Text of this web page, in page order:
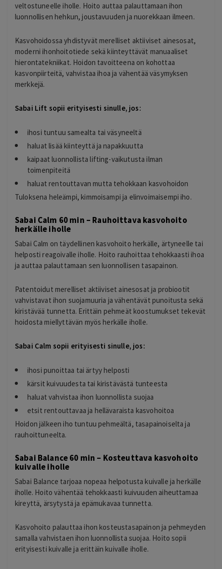
veltostuneelle iholle. Hoito auttaa palauttamaan ihon
luonnollisen hehkun, joustavuuden ja nuorekkaan ilmeen.
Kasvohoidossa yhdistyvät merelliset aktiiviset ainesosat,
moderni ihonhoitotiede sekä kiinteyttävät manuaaliset
hierontatekniikat. Hoidon tavoitteena on kohottaa
kasvonpiirteitä, vahvistaa ihoa ja vähentää väsymyksen
merkkejä.
Sabai Lift sopii erityisesti sinulle, jos:
ihosi tuntuu samealta tai väsyneeltä
haluat lisää kiinteyttä ja napakkuutta
kaipaat luonnollista lifting-vaikutusta ilman
toimenpiteitä
haluat rentouttavan mutta tehokkaan kasvohoidon
Tuloksena heleämpi, kimmoisampi ja elinvoimaisempi iho.
Sabai Calm 60 min – Rauhoittava kasvohoito
herkälle iholle
Sabai Calm on täydellinen kasvohoito herkälle, ärtyneelle tai
helposti reagoivalle iholle. Hoito rauhoittaa tehokkaasti ihoa
ja auttaa palauttamaan sen luonnollisen tasapainon.
Patentoidut merelliset aktiiviset ainesosat ja probiootit
vahvistavat ihon suojamuuria ja vähentävät punoitusta sekä
kiristävää tunnetta. Erittäin pehmeät koostumukset tekevät
hoidosta miellyttävän myös herkälle iholle.
Sabai Calm sopii erityisesti sinulle, jos:
ihosi punoittaa tai ärtyy helposti
kärsit kuivuudesta tai kiristävästä tunteesta
haluat vahvistaa ihon luonnollista suojaa
etsit rentouttavaa ja hellävaraista kasvohoitoa
Hoidon jälkeen iho tuntuu pehmeältä, tasapainoiselta ja
rauhoittuneelta.
Sabai Balance 60 min – Kosteuttava kasvohoito
kuivalle iholle
Sabai Balance tarjoaa nopeaa helpotusta kuivalle ja herkälle
iholle. Hoito vähentää tehokkaasti kuivuuden aiheuttamaa
kireyttä, ärsytystä ja epämukavaa tunnetta.
Kasvohoito palauttaa ihon kosteustasapainon ja pehmeyden
samalla vahvistaen ihon luonnollista suojaa. Hoito sopii
erityisesti kuivalle ja erittäin kuivalle iholle.